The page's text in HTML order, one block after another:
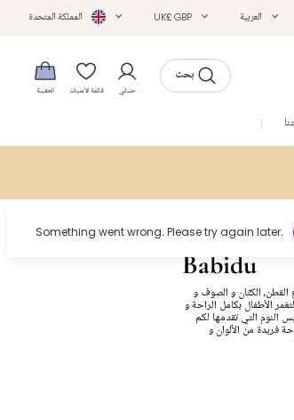
العربية UK£ GBP المملكة المتحدة
بحث
حسابي قائمة الأمنيات الحقيبة
Babidu
الكتّان و الصوف و
الأطفال بكامل الراحة و
النوم التي تقدمها لكم
فريدة من الألوان و